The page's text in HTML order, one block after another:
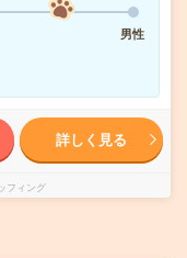
男性
詳しく見る
フィング